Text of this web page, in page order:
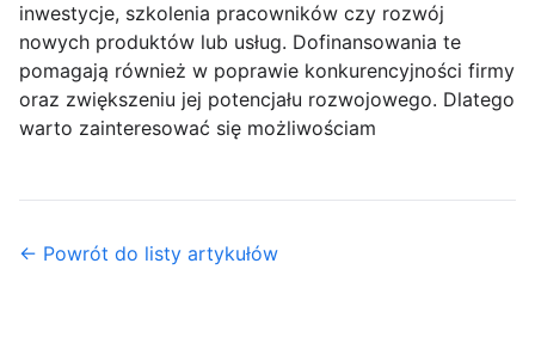
inwestycje, szkolenia pracowników czy rozwój
nowych produktów lub usług. Dofinansowania te
pomagają również w poprawie konkurencyjności firmy
oraz zwiększeniu jej potencjału rozwojowego. Dlatego
warto zainteresować się możliwościam
← Powrót do listy artykułów